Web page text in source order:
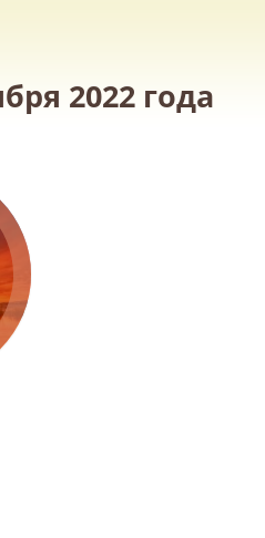
2022 года